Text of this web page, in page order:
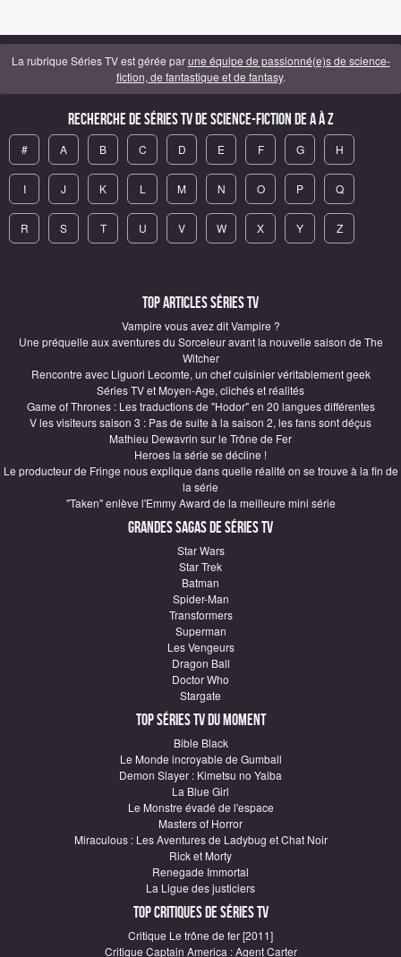
La rubrique Séries TV est gérée parune équipe de passionné(e)s de science-
fiction, de fantastique et de fantasy.
Recherche de Séries TV de science-fiction de A à Z
# A B C D E F G H
I J K L M N O P Q
R S T U V W X Y Z
Top articles Séries TV
Vampire vous avez dit Vampire ?
Une préquelle aux aventures du Sorceleur avant la nouvelle saison de The
Witcher
Rencontre avec Liguori Lecomte, un chef cuisinier véritablement geek
Séries TV et Moyen-Age, clichés et réalités
Game of Thrones : Les traductions de "Hodor" en 20 langues différentes
V les visiteurs saison 3 : Pas de suite à la saison 2, les fans sont déçus
Mathieu Dewavrin sur le Trône de Fer
Heroes la série se décline !
Le producteur de Fringe nous explique dans quelle réalité on se trouve à la fin de
la série
"Taken" enlève l'Emmy Award de la meilleure mini série
Grandes sagas de Séries TV
Star Wars
Star Trek
Batman
Spider-Man
Transformers
Superman
Les Vengeurs
Dragon Ball
Doctor Who
Stargate
Top Séries TV du moment
Bible Black
Le Monde incroyable de Gumball
Demon Slayer : Kimetsu no Yaiba
La Blue Girl
Le Monstre évadé de l'espace
Masters of Horror
Miraculous : Les Aventures de Ladybug et Chat Noir
Rick et Morty
Renegade Immortal
La Ligue des justiciers
Top critiques de Séries TV
Critique Le trône de fer [2011]
Critique Captain America : Agent Carter